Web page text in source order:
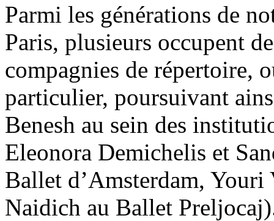
Parmi les générations de
Paris, plusieurs occupent
compagnies de répertoire,
particulier, poursuivant
Benesh au sein des
Eleonora Demichelis et
Ballet d’Amsterdam, Youri
Naidich au Ballet